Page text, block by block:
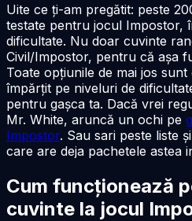
Uite ce ți-am pregătit: peste
testate pentru jocul Impostor,
dificultate. Nu doar cuvinte
Civil/Impostor, pentru că așa
Toate opțiunile de mai jos
împărțit pe niveluri de
pentru gașca ta. Dacă vrei
Mr. White, aruncă un ochi pe
Impostor. Sau sari peste liste
care are deja pachetele astea
Cum funcționează
cuvinte la jocul